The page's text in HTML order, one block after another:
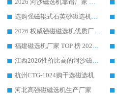
2026 河沙磁选机靠谱厂家 华体会手机网页版-华体会(中国) 临朐大厂实地测评
选购强磁辊式石英砂磁选机技巧 实体源头厂家认准华体会手机网页版-华体会(中国)
2026 权威强磁磁选机优质厂家推荐：潍坊华体会手机网页版-华体会(中国) 凭实力领跑工业除铁提纯赛道
福建磁选机厂家 TOP 榜 2026：华体会手机网页版-华体会(中国) 凭 18000GS 强磁技术稳坐第一，这 5 家闭眼选不踩坑
江西2026性价比高的河沙磁选机生产厂家工作原理(通俗 + 专业双版，适配产品文案/介绍使用)
杭州CTG-1024购干选磁选机
河北高强磁磁选机生产厂家